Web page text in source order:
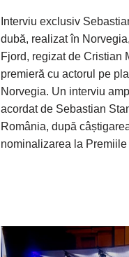
Interviu exclusiv
dubă, realizat în
Fjord, regizat de Cristian
premieră cu actorul pe
Norvegia. Un interviu
acordat de Sebastian
România, după
nominalizarea la Premiile